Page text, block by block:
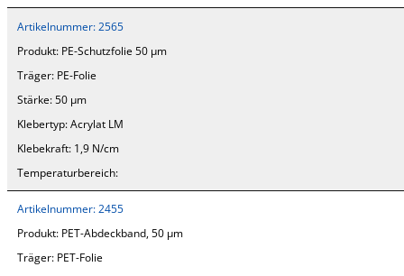
Artikelnummer: 2565
Produkt: PE-Schutzfolie 50 µm
Träger: PE-Folie
Stärke: 50 µm
Klebertyp:Acrylat LM
Klebekraft: 1,9 N/cm
Temperaturbereich:
Artikelnummer: 2455
Produkt: PET-Abdeckband, 50 µm
Träger: PET-Folie